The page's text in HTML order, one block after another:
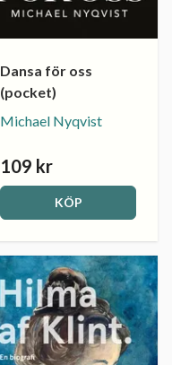
Dansa för oss
(pocket)
Michael Nyqvist
109 kr
KÖP